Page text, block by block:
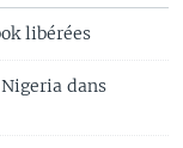
libérées
dans